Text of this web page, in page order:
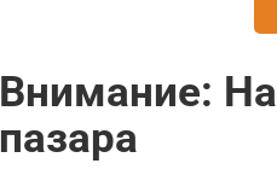
Внимание:
пазара